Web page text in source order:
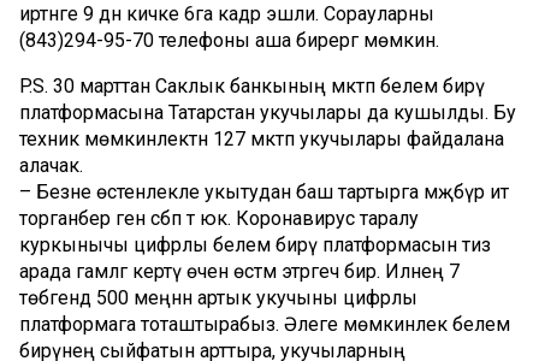
иртәнге 9 дән кичке 6га кадәр эшли. Сорауларны
(843)294-95-70 телефоны аша бирергә мөмкин.
P.S. 30 марттан Саклык банкының мәктәп белем бирү
платформасына Татарстан укучылары да кушылды. Бу
техник мөмкинлектән 127 мәктәп укучылары файдалана
алачак.
– Безне өстенлекле укытудан баш тартырга мәҗбүр итә
торганбер генә сәбәп тә юк. Коронавирус таралу
куркынычы цифрлы белем бирү платформасын тиз
арада гамәлгә кертү өчен өстәмә этәргеч бирә. Илнең 7
төбәгендә 500 меңнән артык укучыны цифрлы
платформага тоташтырабыз. Әлеге мөмкинлек белем
бирүнең сыйфатын арттыра, укучыларның